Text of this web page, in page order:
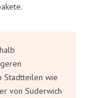
Stadtteilen wie
von Suderwich